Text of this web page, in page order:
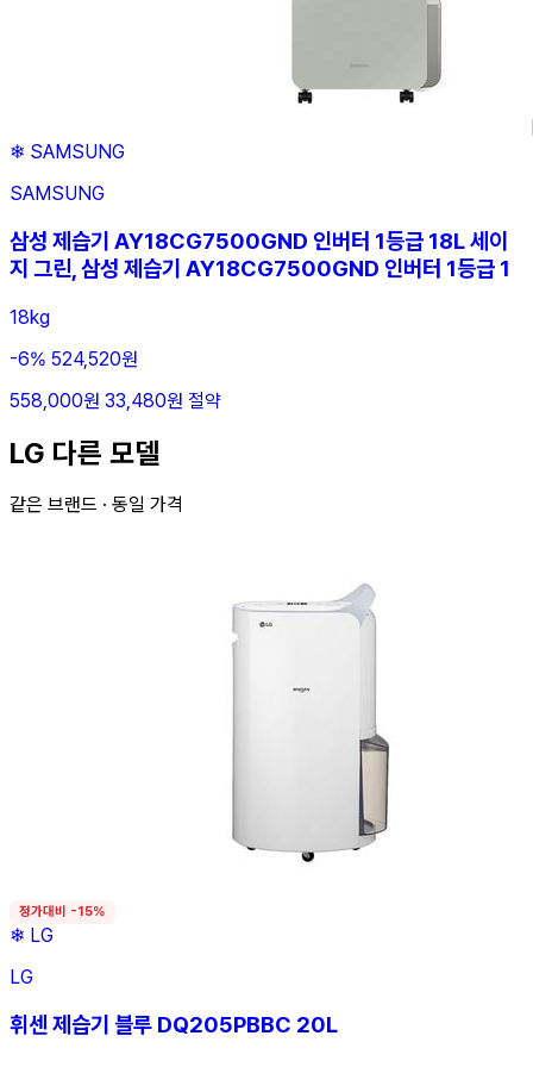
❄ SAMSUNG
SAMSUNG
삼성 제습기 AY18CG7500GND 인버터 1등급 18L 세이
지 그린, 삼성 제습기 AY18CG7500GND 인버터 1등급 1
18kg
-6% 524,520원
558,000원 33,480원 절약
LG 다른 모델
같은 브랜드 · 동일 가격
정가대비 -15%
❄ LG
LG
휘센 제습기 블루 DQ205PBBC 20L